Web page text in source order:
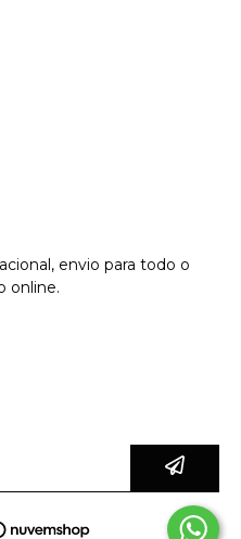
envio para todo o
online.